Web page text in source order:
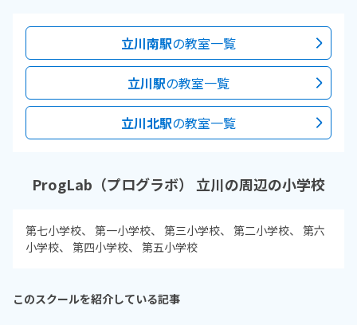
立川南駅の教室一覧
立川駅の教室一覧
立川北駅の教室一覧
ProgLab（プログラボ） 立川の周辺の小学校
第七小学校 第一小学校 第三小学校 第二小学校
第六
小学校
第四小学校 第五小学校
このスクールを紹介している記事